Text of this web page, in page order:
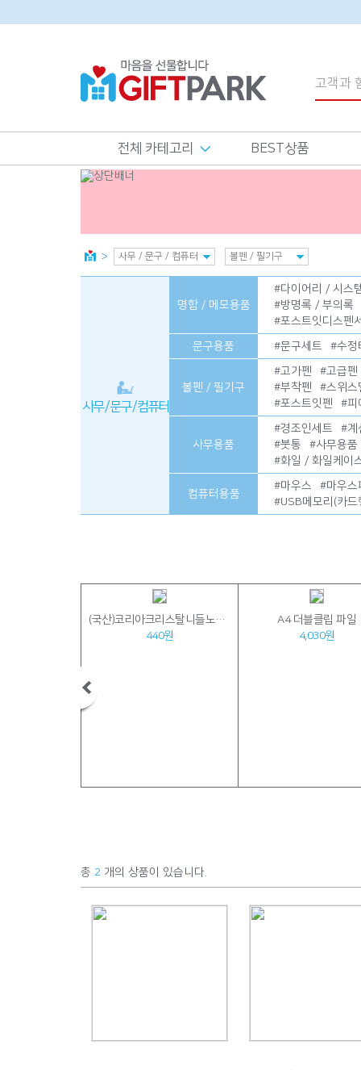
전체 카테고리 BEST상품
사무 / 문구 / 컴퓨터
명함 / 메모용품
#다이어리 / 시스
#방명록 / 부의록
#포스트잇디스펜
문구용품
#문구세트 #수정
볼펜 / 필기구
#고가펜 #고급펜
#부착펜 #스위스
#포스트잇펜 #피
사무용품
#경조인세트 #계
#붓통 #사무용품
#화일 / 화일케이
컴퓨터용품
#마우스 #마우스
#USB메모리(카드
(국산)코리아크리스탈니들노크펜
440원
A4 더블클립 파일
4,030원
총 2 개의 상품이 있습니다.